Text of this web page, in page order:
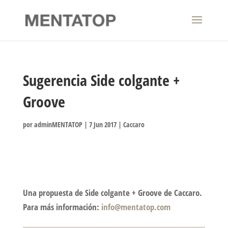
Sugerencia Side colgante +
Groove
poradminMENTATOP| 7 Jun 2017| Caccaro
Una propuesta de Side colgante + Groove de Caccaro.
Para más información: info@mentatop.com